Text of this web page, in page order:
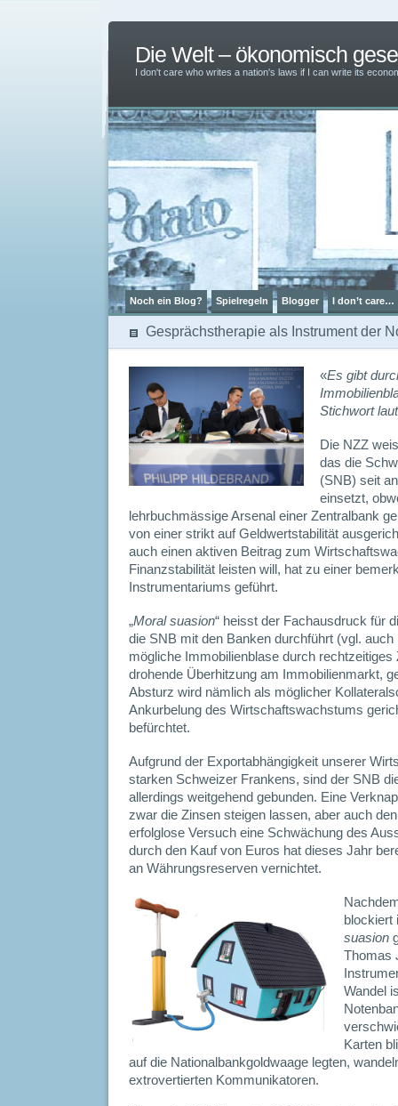
Die Welt – ökonomisch
I don't care who writes a nation's laws if I can write its
Noch ein Blog? Spielregeln Blogger I don’t care…
Gesprächstherapie als Instrument der
«Es gibt
Stichwort
Die NZZ
das die
(SNB) seit
einsetzt,
lehrbuchmässige Arsenal einer Zentralbank
von einer strikt auf Geldwertstabilität
auch einen aktiven Beitrag zum
Finanzstabilität leisten will, hat zu einer
Instrumentariums geführt.
„Moral suasion“ heisst der Fachausdruck für
die SNB mit den Banken durchführt (vgl. auch
mögliche Immobilienblase durch
drohende Überhitzung am Immobilienmarkt,
Absturz wird nämlich als möglicher
Ankurbelung des Wirtschaftswachstums
befürchtet.
Aufgrund der Exportabhängigkeit unserer
starken Schweizer Frankens, sind der SNB
allerdings weitgehend gebunden. Eine
zwar die Zinsen steigen lassen, aber auch
erfolglose Versuch eine Schwächung des
durch den Kauf von Euros hat dieses Jahr
an Währungsreserven vernichtet.
blockiert
suasion
Thomas
Wandel
Karten
auf die Nationalbankgoldwaage legten,
extrovertierten Kommunikatoren.